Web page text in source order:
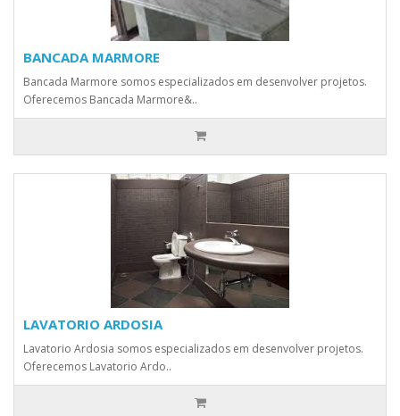
BANCADA MARMORE
Bancada Marmore somos especializados em desenvolver projetos.
Oferecemos Bancada Marmore&..
LAVATORIO ARDOSIA
Lavatorio Ardosia somos especializados em desenvolver projetos.
Oferecemos Lavatorio Ardo..